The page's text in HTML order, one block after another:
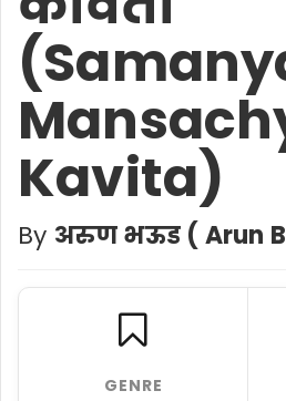
Kavita)
By अरुण भऊड ( Arun
GENRE